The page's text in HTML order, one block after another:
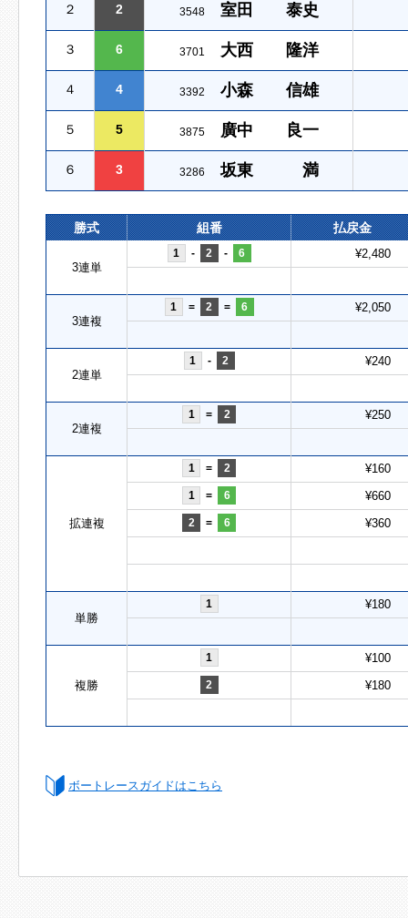
２ 2 3548 室田 泰史
３ 6 3701 大西 隆洋
４ 4 3392 小森 信雄
５ 5 3875 廣中 良一
６ 3 3286 坂東 満
勝式 組番 払戻金
3連単
1 - 2 - 6 ¥2,480
3連複
1 = 2 = 6 ¥2,050
2連単
1 - 2 ¥240
2連複
1 = 2 ¥250
拡連複
1 = 2 ¥160
1 = 6 ¥660
2 = 6 ¥360
単勝
1 ¥180
複勝
1 ¥100
2 ¥180
ボートレースガイドはこちら